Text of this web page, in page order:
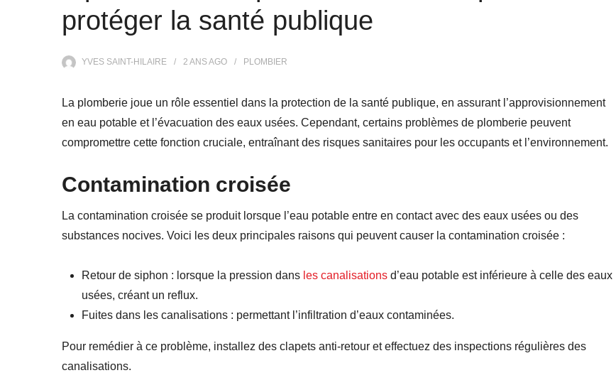
protéger la santé publique
YVES SAINT-HILAIRE 2 ANSAGO PLOMBIER
La plomberie joue un rôle essentiel dans la protection de la santé publique, en assurant l’approvisionnement
en eau potable et l’évacuation des eaux usées. Cependant, certains problèmes de plomberie peuvent
compromettre cette fonction cruciale, entraînant des risques sanitaires pour les occupants et l’environnement.
Contamination croisée
La contamination croisée se produit lorsque l’eau potable entre en contact avec des eaux usées ou des
substances nocives. Voici les deux principales raisons qui peuvent causer la contamination croisée :
Retour de siphon : lorsque la pression dans les canalisations d’eau potable est inférieure à celle des eaux
usées, créant un reflux.
Fuites dans les canalisations : permettant l’infiltration d’eaux contaminées.
Pour remédier à ce problème, installez des clapets anti-retour et effectuez des inspections régulières des
canalisations.